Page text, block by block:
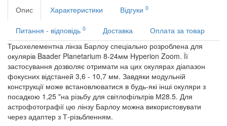
Опис
Характеристики Відгуки 0
Питання - відповідь 0 Доставка
Оплата за товар
Трьохелементна лінза Барлоу спеціально розроблена для
окулярів Baader Planetarium 8-24мм Hyperion Zoom. Її
застосування дозволяє отримати на цих окулярах діапазон
фокусних відстаней 3,6 - 10,7 мм. Завдяки модульній
конструкції може встановлюватися в будь-які інші окуляри з
посадкою 1,25 "на різьбу для світлофільтрів М28.5. Для
астрофотографії цю лінзу Барлоу можна використовувати
через адаптер з Т-різьбленням.